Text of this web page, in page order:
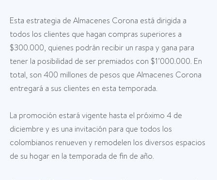
Esta estrategia de Almacenes Corona está dirigida a
todos los clientes que hagan compras superiores a
$300.000, quienes podrán recibir un raspa y gana para
tener la posibilidad de ser premiados con $1’000.000. En
total, son 400 millones de pesos que Almacenes Corona
entregará a sus clientes en esta temporada.
La promoción estará vigente hasta el próximo 4 de
diciembre y es una invitación para que todos los
colombianos renueven y remodelen los diversos espacios
de su hogar en la temporada de fin de año.